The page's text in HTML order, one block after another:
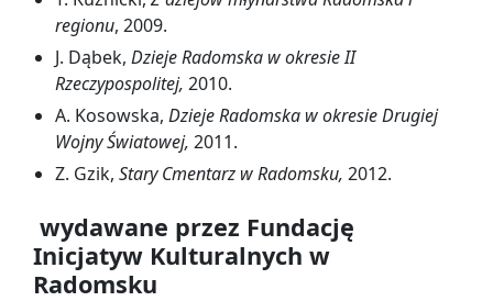
regionu, 2009.
J. Dąbek, Dzieje Radomska w okresie II
Rzeczypospolitej, 2010.
A. Kosowska, Dzieje Radomska w okresie Drugiej
Wojny Światowej, 2011.
Z. Gzik, Stary Cmentarz w Radomsku, 2012.
wydawane przez Fundację
Inicjatyw Kulturalnych w
Radomsku